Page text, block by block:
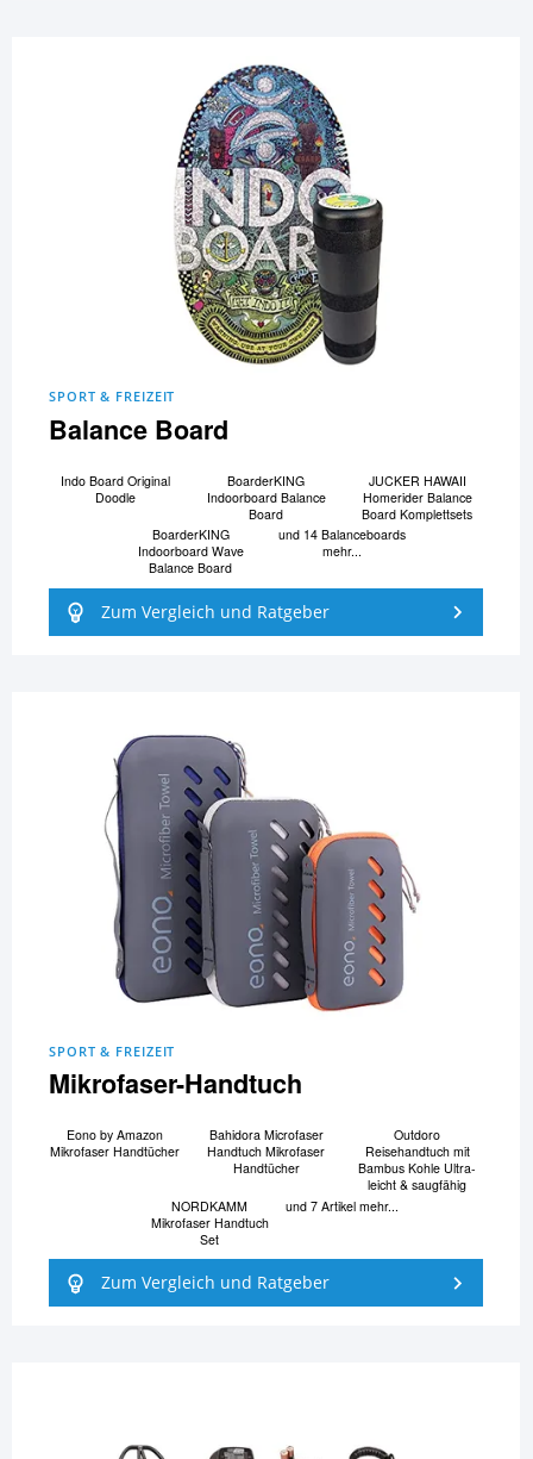
SPORT & FREIZEIT
Balance Board
Indo Board Original
Doodle
BoarderKING
Indoorboard Balance
Board
JUCKER HAWAII
Homerider Balance
Board Komplettsets
BoarderKING
Indoorboard Wave
Balance Board
und 14 Balanceboards
mehr...
Zum Vergleich und Ratgeber
SPORT & FREIZEIT
Mikrofaser-Handtuch
Eono by Amazon
Mikrofaser Handtücher
Bahidora Microfaser
Handtuch Mikrofaser
Handtücher
Outdoro
Reisehandtuch mit
Bambus Kohle Ultra-
leicht & saugfähig
NORDKAMM
Mikrofaser Handtuch
Set
und 7 Artikel mehr...
Zum Vergleich und Ratgeber